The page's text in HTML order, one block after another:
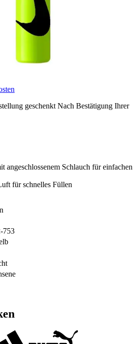
geschenkt Nach Bestätigung Ihrer
angeschlossenem Schlauch für einfachen
für schnelles Füllen
753